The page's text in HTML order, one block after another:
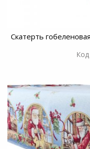
Скатерть